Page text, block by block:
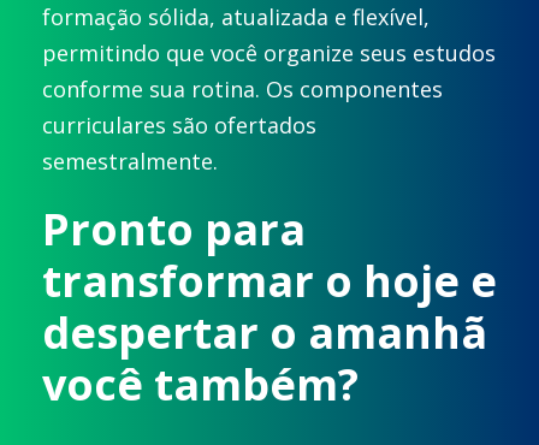
formação sólida, atualizada e flexível,
permitindo que você organize seus estudos
conforme sua rotina. Os componentes
curriculares são ofertados
semestralmente.
Pronto para
transformar o hoje e
despertar o amanhã
você também?